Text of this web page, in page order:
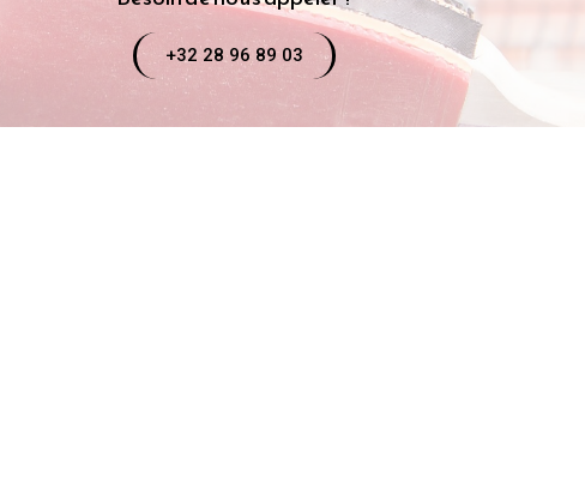
+32 28 96 89 03